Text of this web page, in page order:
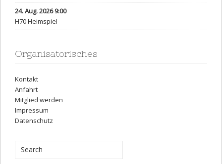
24. Aug. 2026 9:00
H70 Heimspiel
Organisatorisches
Kontakt
Anfahrt
Mitglied werden
Impressum
Datenschutz